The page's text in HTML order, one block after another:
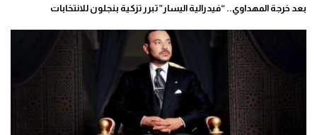
بعد خرجة المهداوي.. “فيدرالية اليسار” تبرر تزكية بنجلون للانتخابات